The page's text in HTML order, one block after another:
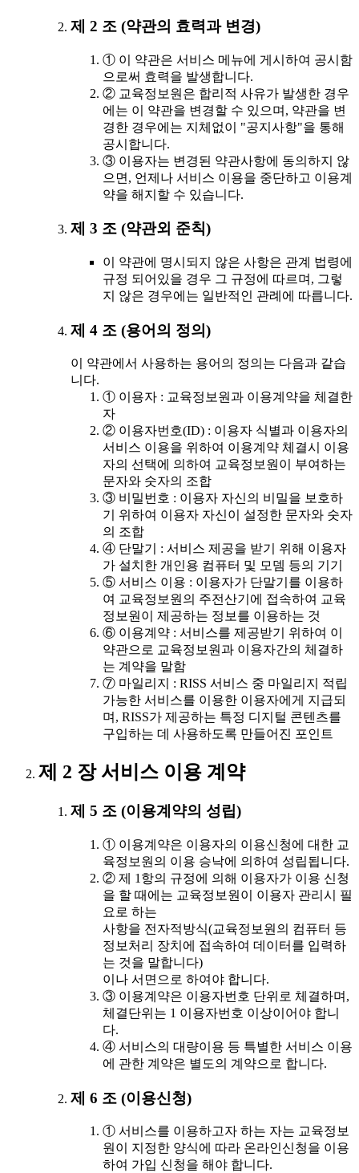
제 2 조 (약관의 효력과 변경)
① 이 약관은 서비스 메뉴에 게시하여 공시함
으로써 효력을 발생합니다.
② 교육정보원은 합리적 사유가 발생한 경우
에는 이 약관을 변경할 수 있으며, 약관을 변
경한 경우에는 지체없이 "공지사항"을 통해
공시합니다.
③ 이용자는 변경된 약관사항에 동의하지 않
으면, 언제나 서비스 이용을 중단하고 이용계
약을 해지할 수 있습니다.
제 3 조 (약관외 준칙)
이 약관에 명시되지 않은 사항은 관계 법령에
규정 되어있을 경우 그 규정에 따르며, 그렇
지 않은 경우에는 일반적인 관례에 따릅니다.
제 4 조 (용어의 정의)
이 약관에서 사용하는 용어의 정의는 다음과 같습
니다.
① 이용자 : 교육정보원과 이용계약을 체결한
자
② 이용자번호(ID) : 이용자 식별과 이용자의
서비스 이용을 위하여 이용계약 체결시 이용
자의 선택에 의하여 교육정보원이 부여하는
문자와 숫자의 조합
③ 비밀번호 : 이용자 자신의 비밀을 보호하
기 위하여 이용자 자신이 설정한 문자와 숫자
의 조합
④ 단말기 : 서비스 제공을 받기 위해 이용자
가 설치한 개인용 컴퓨터 및 모뎀 등의 기기
⑤ 서비스 이용 : 이용자가 단말기를 이용하
여 교육정보원의 주전산기에 접속하여 교육
정보원이 제공하는 정보를 이용하는 것
⑥ 이용계약 : 서비스를 제공받기 위하여 이
약관으로 교육정보원과 이용자간의 체결하
는 계약을 말함
⑦ 마일리지 : RISS 서비스 중 마일리지 적립
가능한 서비스를 이용한 이용자에게 지급되
며, RISS가 제공하는 특정 디지털 콘텐츠를
구입하는 데 사용하도록 만들어진 포인트
제 2 장 서비스 이용 계약
제 5 조 (이용계약의 성립)
① 이용계약은 이용자의 이용신청에 대한 교
육정보원의 이용 승낙에 의하여 성립됩니다.
② 제 1항의 규정에 의해 이용자가 이용 신청
을 할 때에는 교육정보원이 이용자 관리시 필
요로 하는
사항을 전자적방식(교육정보원의 컴퓨터 등
정보처리 장치에 접속하여 데이터를 입력하
는 것을 말합니다)
이나 서면으로 하여야 합니다.
③ 이용계약은 이용자번호 단위로 체결하며,
체결단위는 1 이용자번호 이상이어야 합니
다.
④ 서비스의 대량이용 등 특별한 서비스 이용
에 관한 계약은 별도의 계약으로 합니다.
제 6 조 (이용신청)
① 서비스를 이용하고자 하는 자는 교육정보
원이 지정한 양식에 따라 온라인신청을 이용
하여 가입 신청을 해야 합니다.